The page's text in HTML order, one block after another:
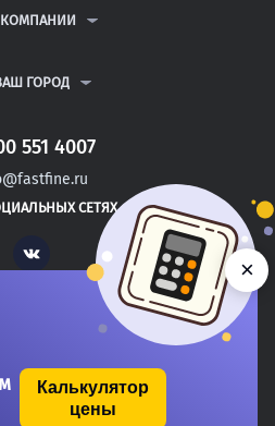
РЕФЕРАТЫИ ОТВЕТЫ
ГОРОД
ПЕТЕРБУРГ
ВОЛОЧЕК
СЛАНЦЫ
551 4007
СЕТЯХ
Vk
2026 FastFine.ru
Калькулятор
цены
×